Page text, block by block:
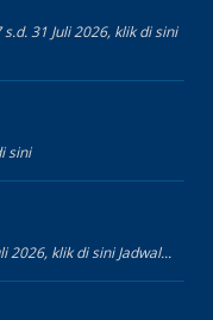
31 Juli 2026, klik di sini
sini
2026, klik di sini Jadwal...